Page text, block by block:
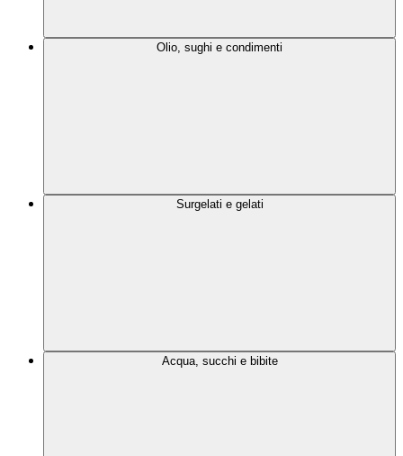
Olio, sughi e condimenti
Surgelati e gelati
Acqua, succhi e bibite